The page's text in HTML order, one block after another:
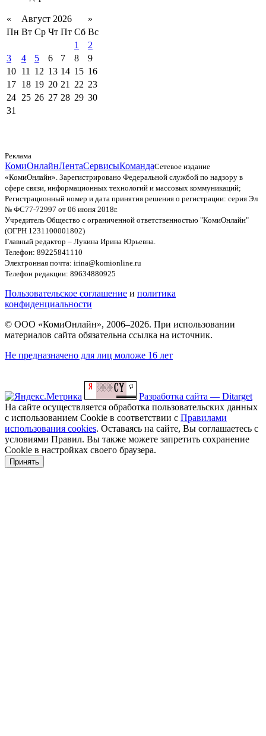
« Август 2026
»
Пн Вт Ср Чт Пт Сб Вс
1
2
3
4 5 6 7 8
9
10 11 12 13 14 15 16
17 18 19 20 21 22 23
24 25 26 27 28 29 30
31
Реклама
КомиОнлайнЛентаСервисыКомандаСетевое издание
«КомиОнлайн». Зарегистрировано Федеральной службой по надзору в
сфере связи, информационных технологий и массовых коммуникаций;
Регистрационный номер и дата принятия решения о регистрации: серия Эл
№ ФС77-72997 от 06 июня 2018г.
Учредитель Общество с ограниченной ответственностью "КомиОнлайн"
(ОГРН 1231100001802)
Главный редактор – Лукина Ирина Юрьевна.
Телефон: 89225841110
Электронная почта: irina@komionline.ru
Телефон редакции: 89634880925
Пользовательское соглашение и политика
конфиденциальности
© ООО «КомиОнлайн», 2006–2026. При использовании
материалов сайта обязательна ссылка на источник.
Не предназначено для лиц моложе 16 лет
Разработка сайта — Ditarget
На сайте осуществляется обработка пользовательских данных
с использованием Cookie в соответствии с Правилами
использования cookies. Оставаясь на сайте, Вы соглашаетесь с
условиями Правил. Вы также можете запретить сохранение
Cookie в настройках своего браузера.
Принять